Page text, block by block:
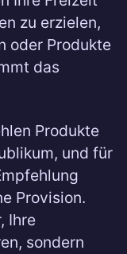
zu erzielen,
oder Produkte
das
Produkte
und für
Provision.
Ihre
sondern